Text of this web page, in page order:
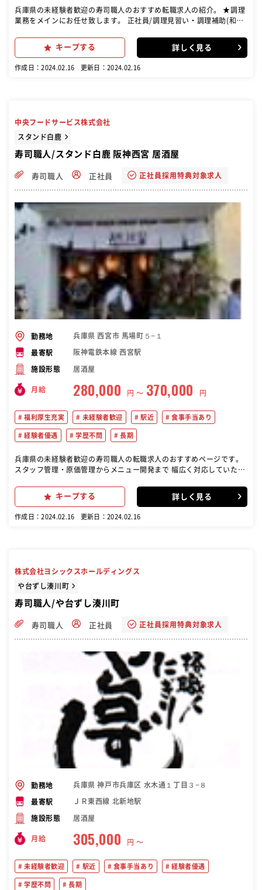
兵庫県の未経験者歓迎の寿司職人のおすすめ転職求人の紹介。 ★調理
業務をメインにお任せ致します。 正社員/調理見習い・調理補助(和食
キープする 詳しく見る
作成日：2024.02.16 更新日：2024.02.16
中央フードサービス株式会社
スタンド白鹿
寿司職人/スタンド白鹿 阪神西宮 居酒屋
寿司職人 正社員 正社員採用特典対象求人
勤務地 兵庫県 西宮市 馬場町５−１
最寄駅 阪神電鉄本線 西宮駅
施設形態 居酒屋
月給 280,000 円 〜 370,000 円
福利厚生充実 未経験者歓迎 駅近 食事手当あり
経験者優遇 学歴不問 長期
兵庫県の未経験者歓迎の寿司職人の転職求人のおすすめページです。
スタッフ管理・原価管理からメニュー開発まで 幅広く対応していただ
す)
キープする 詳しく見る
作成日：2024.02.16 更新日：2024.02.16
株式会社ヨシックスホールディングス
や台ずし湊川町
寿司職人/や台ずし湊川町
寿司職人 正社員 正社員採用特典対象求人
勤務地 兵庫県 神戸市兵庫区 水木通１丁目３−８
最寄駅 ＪＲ東西線 北新地駅
施設形態 居酒屋
月給 305,000 円 〜
未経験者歓迎 駅近 食事手当あり 経験者優遇
学歴不問 長期